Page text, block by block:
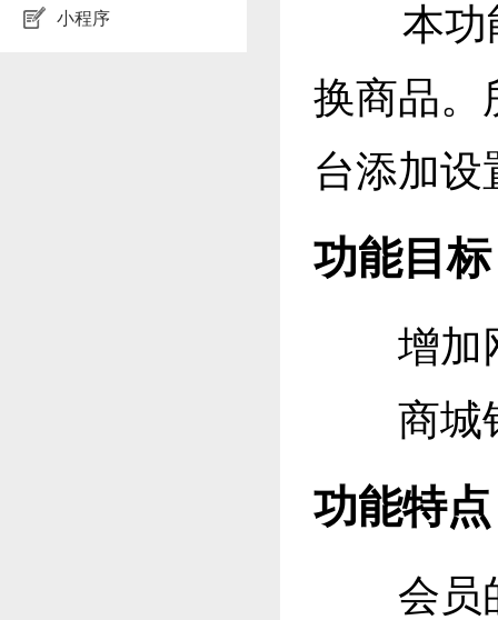
小程序
本功
换商品。
台添加设
功能目标
增加网
商城
功能特点
会员